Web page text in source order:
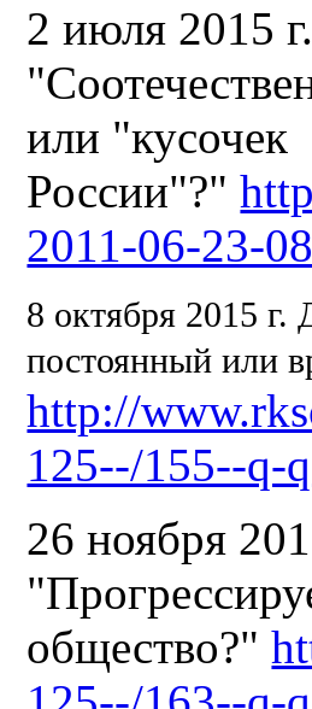
2 июля 2015
или "кусочек
России"?"
2011-06-23-
8 октября 2015 г.
постоянный или
http://
125--/155--q-
26 ноября
общество?"